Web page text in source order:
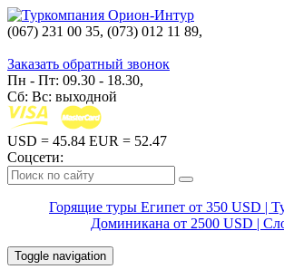
(067) 231 00 35, (073) 012 11 89,
Заказать обратный звонок
Пн - Пт: 09.30 - 18.30,
Сб: Вс: выходной
USD = 45.84 EUR = 52.47
Соцсети:
Горящие туры Египет от 350 USD |
Доминикана от 2500 USD |
Toggle navigation